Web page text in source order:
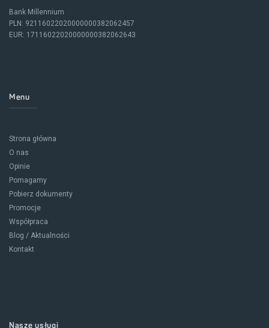
Bank Millennium
PLN: 92116022020000000382062457
EUR: 17116022020000000382062643
Menu
Strona główna
O nas
Opinie
Pomagamy
Pobierz dokumenty
Promocje
Współpraca
Blog / Aktualności
Kontakt
Nasze usługi